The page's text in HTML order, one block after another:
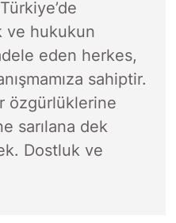
ve hukukun
eden herkes,
sahiptir.
özgürlüklerine
sarılana dek
Dostluk ve